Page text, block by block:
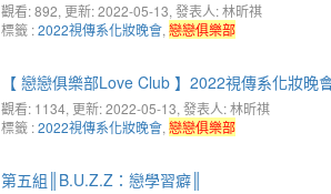
觀看: 892, 更新: 2022-05-13, 發表人: 林昕祺
標籤 :2022視傳系化妝晚會, 戀戀俱樂部
【 戀戀俱樂部Love Club 】2022視傳系化妝晚
觀看: 1134, 更新: 2022-05-13, 發表人: 林昕祺
標籤 :2022視傳系化妝晚會, 戀戀俱樂部
第五組║B.U.Z.Z：戀學習癖║